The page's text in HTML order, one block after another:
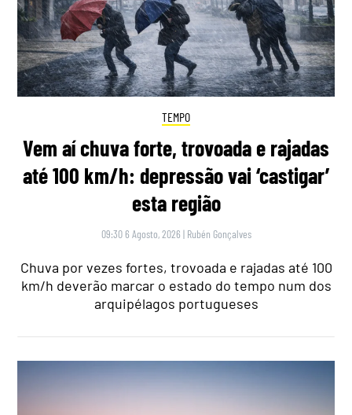
TEMPO
Vem aí chuva forte, trovoada e rajadas
até 100 km/h: depressão vai ‘castigar’
esta região
09:30 6 Agosto, 2026 | Rubén Gonçalves
Chuva por vezes fortes, trovoada e rajadas até 100
km/h deverão marcar o estado do tempo num dos
arquipélagos portugueses